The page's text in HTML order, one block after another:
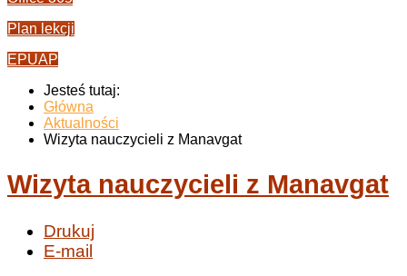
Plan lekcji
EPUAP
Jesteś tutaj:
Główna
Aktualności
Wizyta nauczycieli z Manavgat
Wizyta nauczycieli z Manavgat
Drukuj
E-mail